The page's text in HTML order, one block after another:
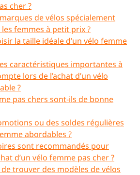
cher ?
de vélos spécialement
femmes à petit prix ?
la taille idéale d’un vélo femme
caractéristiques importantes à
lors de l’achat d’un vélo
?
pas chers sont-ils de bonne
ou des soldes régulières
abordables ?
sont recommandés pour
d’un vélo femme pas cher ?
trouver des modèles de vélos